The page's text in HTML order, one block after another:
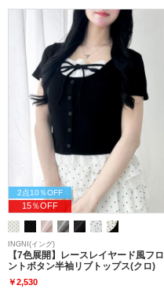
2点10％OFF
15％OFF
INGNI(イング)
【7色展開】レースレイヤード風フロ
ントボタン半袖リブトップス(クロ)
￥2,530